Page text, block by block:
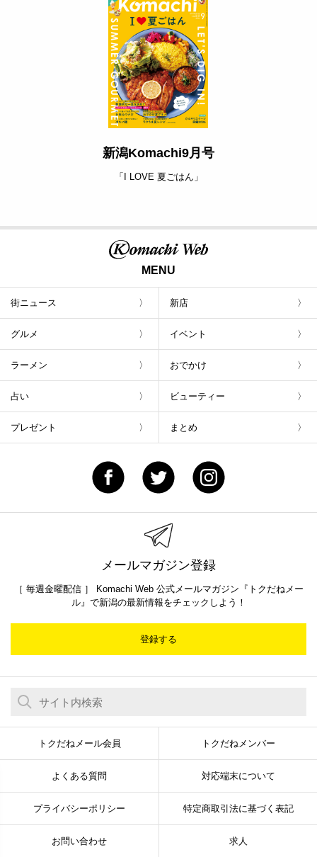
新潟Komachi9月号
「I LOVE 夏ごはん」
MENU
街ニュース 新店
グルメ イベント
ラーメン おでかけ
占い ビューティー
プレゼント まとめ
メールマガジン登録
［ 毎週金曜配信 ］ Komachi Web 公式メールマガジン『トクだねメー
ル』で新潟の最新情報をチェックしよう！
登録する
トクだねメール会員 トクだねメンバー
よくある質問 対応端末について
プライバシーポリシー 特定商取引法に基づく表記
お問い合わせ 求人